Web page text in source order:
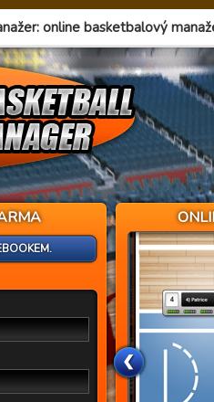
online basketbalový